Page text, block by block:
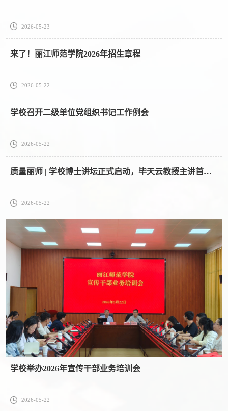
2026-05-23
来了！丽江师范学院2026年招生章程
2026-05-22
学校召开二级单位党组织书记工作例会
2026-05-22
质量丽师 | 学校博士讲坛正式启动，毕天云教授主讲首场讲座
2026-05-22
学校举办2026年宣传干部业务培训会
2026-05-22